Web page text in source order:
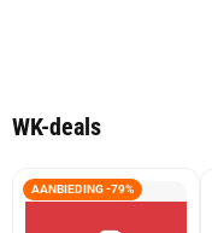
WK-deals
AANBIEDING -79%